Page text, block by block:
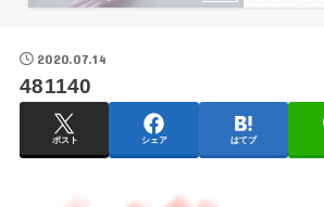
2020.07.14
481140
ポスト シェア はてブ